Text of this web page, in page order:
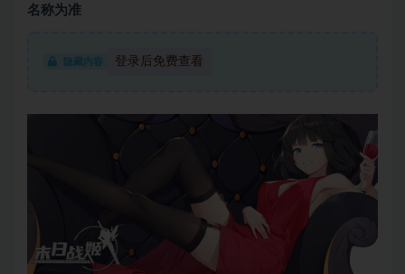
名称为准
隐藏内容 登录后免费查看